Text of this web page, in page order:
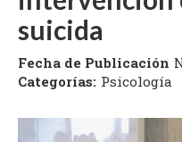
suicida
Fecha de Publicación
Categorías: Psicología